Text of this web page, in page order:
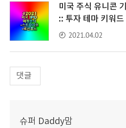
미국 주식 유니콘
:: 투자 테마 키워드
2021.04.02
댓글
슈퍼 Daddy맘